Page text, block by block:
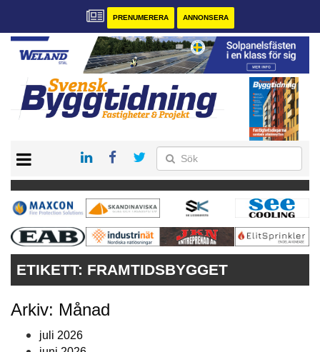
PRENUMERERA ANNONSERA
PRENUMERERA
VÅRA ANDRA MAGASIN
ANNONSERA
KONTAKT
ETIKETT: FRAMTIDSBYGGET
Arkiv: Månad
juli 2026